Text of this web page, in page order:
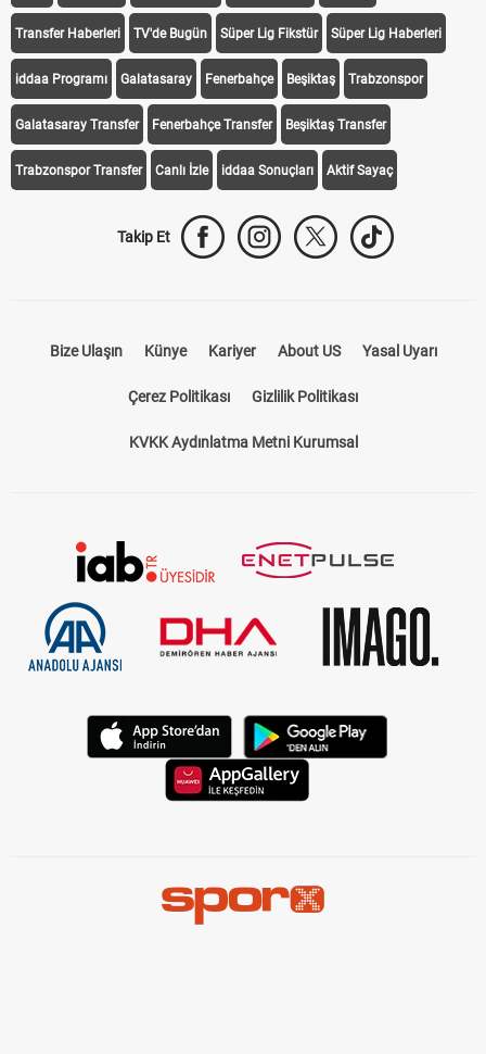
Transfer Haberleri TV'de Bugün Süper Lig Fikstür Süper Lig Haberleri
iddaa Programı Galatasaray Fenerbahçe Beşiktaş Trabzonspor
Galatasaray Transfer Fenerbahçe Transfer Beşiktaş Transfer
Trabzonspor Transfer Canlı İzle iddaa Sonuçları Aktif Sayaç
Takip Et
Bize Ulaşın Künye Kariyer About US Yasal Uyarı
Çerez Politikası Gizlilik Politikası
KVKK Aydınlatma Metni Kurumsal